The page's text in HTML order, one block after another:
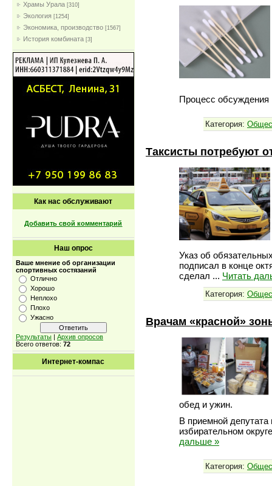
Храмы Урала [310]
Экология [1254]
Экономика, производство [1567]
История комбината [3]
Как нас обслуживают
Добавить свой комментарий
Наш опрос
Ваше мнение об организации
спортивных состязаний
Отлично
Хорошо
Неплохо
Плохо
Ужасно
Результаты | Архив опросов
Всего ответов: 72
Интернет-компас
Процесс
Категория:
Таксисты потребуют
Указ об
подписал в конце
сделал ... Читать
Категория:
Врачам «красной»
обед и ужин.
В приемной депутата
избирательном
дальше »
Категория: